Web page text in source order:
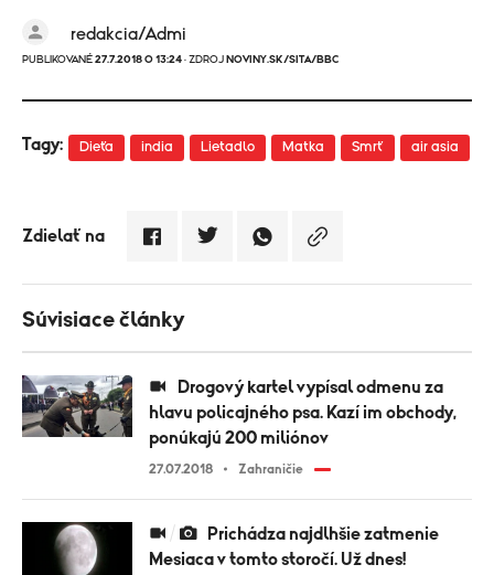
redakcia/Admi
PUBLIKOVANÉ 27.7.2018 O 13:24 · ZDROJ NOVINY.SK/SITA/BBC
Tagy: Dieťa india Lietadlo Matka Smrť air asia
Zdielať na
Súvisiace články
hlavu policajného psa. Kazí im obchody,
ponúkajú 200 miliónov
27.07.2018 Zahraničie
Mesiaca v tomto storočí. Už dnes!